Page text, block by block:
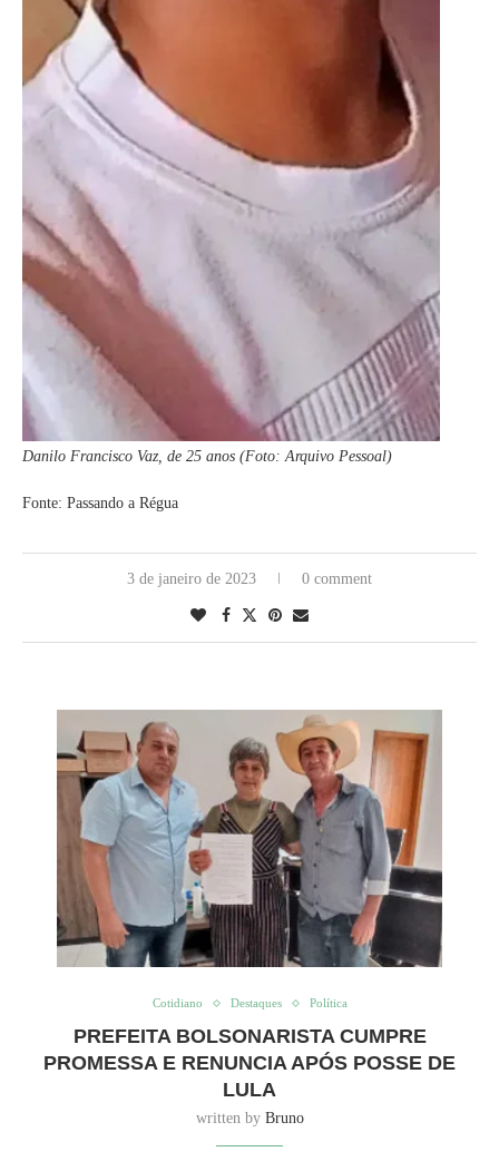
Danilo Francisco Vaz, de 25 anos (Foto: Arquivo Pessoal)
Fonte: Passando a Régua
3 de janeiro de 2023 0 comment
Cotidiano Destaques Política
PREFEITA BOLSONARISTA CUMPRE
PROMESSA E RENUNCIA APÓS POSSE DE
LULA
written by Bruno